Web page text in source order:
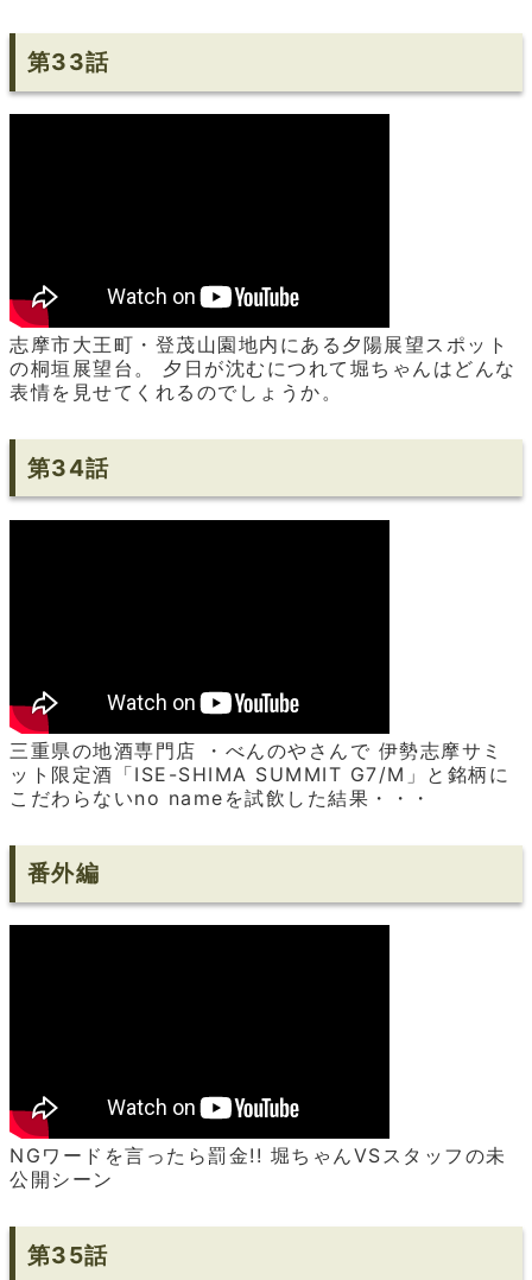
第33話
志摩市大王町・登茂山園地内にある夕陽展望スポット
の桐垣展望台。 夕日が沈むにつれて堀ちゃんはどんな
表情を見せてくれるのでしょうか。
第34話
三重県の地酒専門店 ・べんのやさんで 伊勢志摩サミ
ット限定酒「ISE-SHIMA SUMMIT G7/M」と銘柄に
こだわらないno nameを試飲した結果・・・
番外編
NGワードを言ったら罰金!! 堀ちゃんVSスタッフの未
公開シーン
第35話